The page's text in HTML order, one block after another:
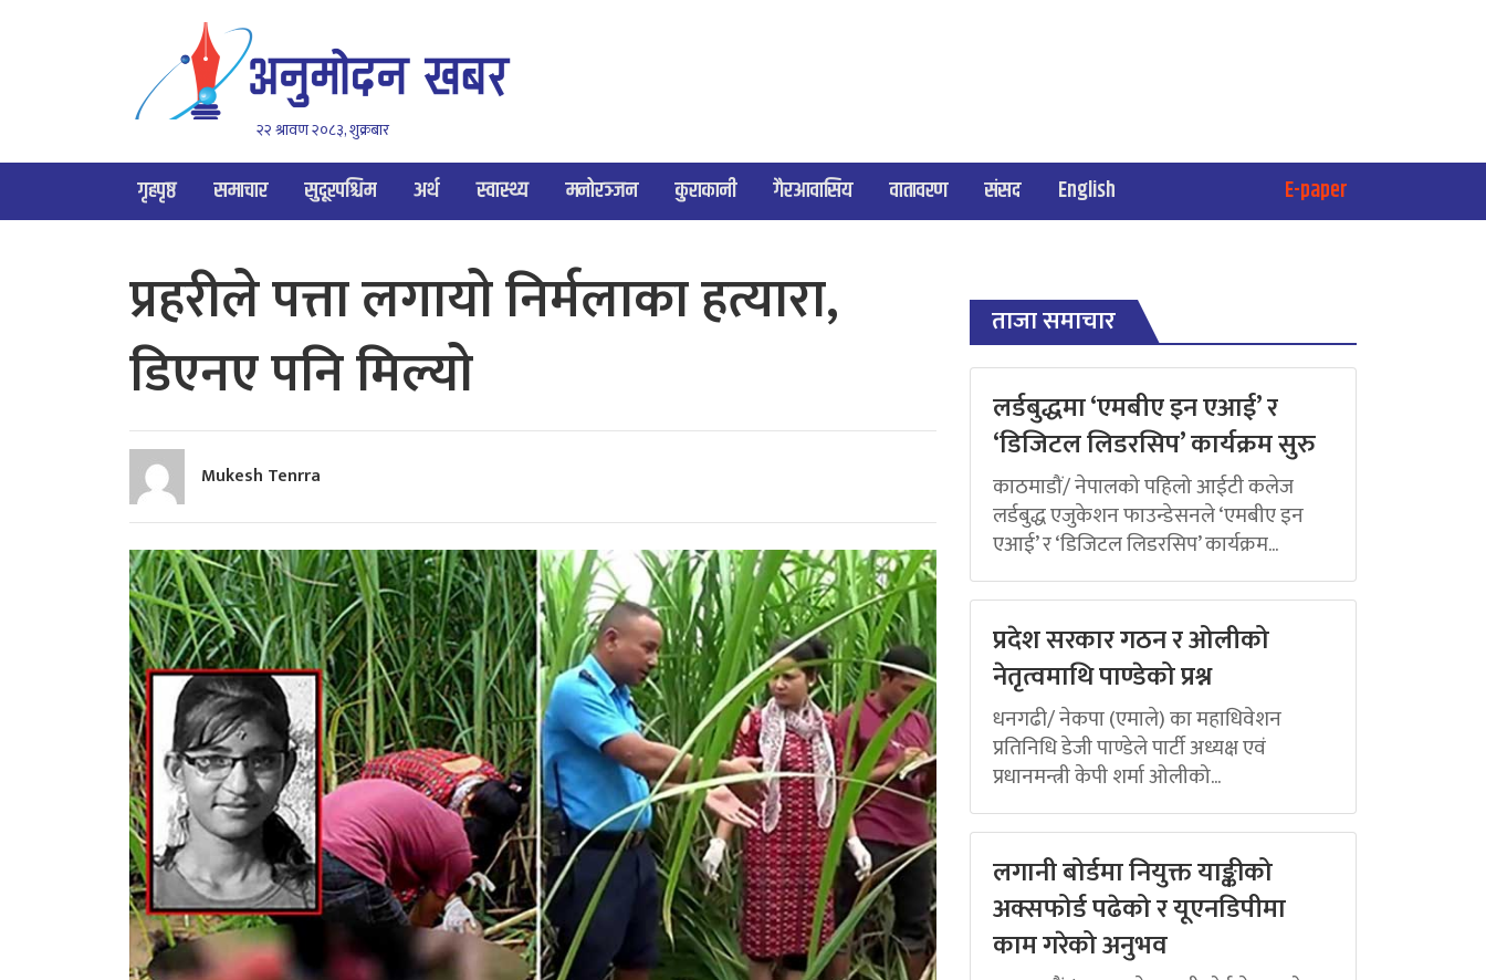
२२ श्रावण २०८३, शुक्रबार
गृहपृष्ठ समाचार सुदूरपश्चिम अर्थ स्वास्थ्य मनोरञ्जन कुराकानी गैरआवासिय वातावरण संसद English E-paper
प्रहरीले पत्ता लगायाे निर्मलाका हत्यारा,
डिएनए पनि मिल्याे
Mukesh Tenrra
ताजा समाचार
लर्डबुद्धमा ‘एमबीए इन एआई’ र
‘डिजिटल लिडरसिप’ कार्यक्रम सुरु
काठमाडौं/ नेपालको पहिलो आईटी कलेज
लर्डबुद्ध एजुकेशन फाउन्डेसनले ‘एमबीए इन
एआई’ र ‘डिजिटल लिडरसिप’ कार्यक्रम...
प्रदेश सरकार गठन र ओलीको
नेतृत्वमाथि पाण्डेको प्रश्न
धनगढी/ नेकपा (एमाले) का महाधिवेशन
प्रतिनिधि डेजी पाण्डेले पार्टी अध्यक्ष एवं
प्रधानमन्त्री केपी शर्मा ओलीको...
लगानी बोर्डमा नियुक्त याङ्कीको
अक्सफोर्ड पढेको र यूएनडिपीमा
काम गरेको अनुभव